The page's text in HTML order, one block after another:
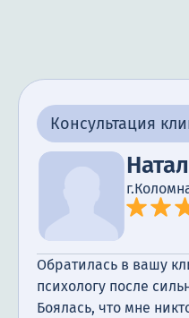
Консультация
Обратилась в вашу
психологу после
Боялась, что мне